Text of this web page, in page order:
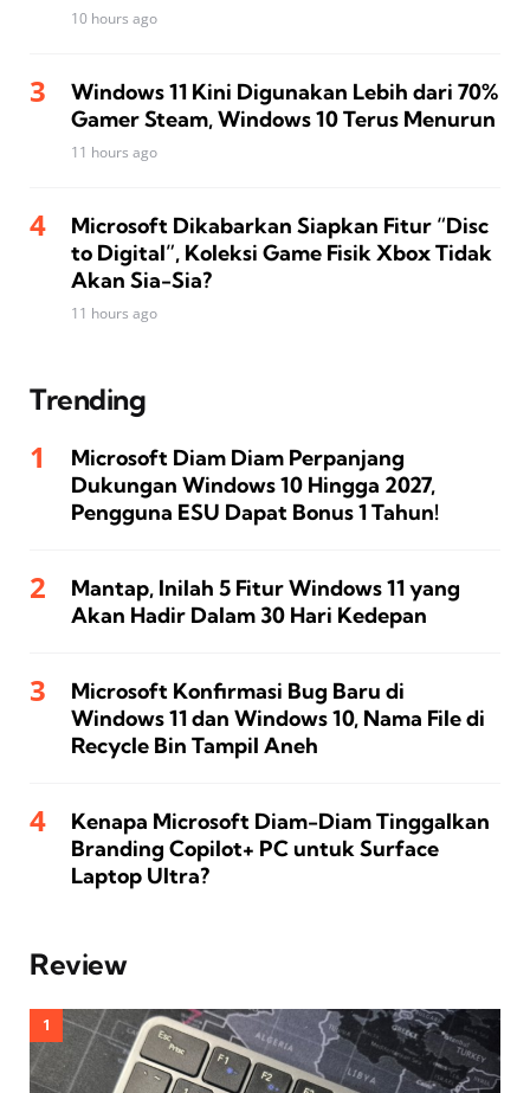
10 hours ago
Windows 11 Kini Digunakan Lebih dari 70%
Gamer Steam, Windows 10 Terus Menurun
11 hours ago
Microsoft Dikabarkan Siapkan Fitur “Disc
to Digital”, Koleksi Game Fisik Xbox Tidak
Akan Sia-Sia?
11 hours ago
Trending
Microsoft Diam Diam Perpanjang
Dukungan Windows 10 Hingga 2027,
Pengguna ESU Dapat Bonus 1 Tahun!
Mantap, Inilah 5 Fitur Windows 11 yang
Akan Hadir Dalam 30 Hari Kedepan
Microsoft Konfirmasi Bug Baru di
Windows 11 dan Windows 10, Nama File di
Recycle Bin Tampil Aneh
Kenapa Microsoft Diam-Diam Tinggalkan
Branding Copilot+ PC untuk Surface
Laptop Ultra?
Review